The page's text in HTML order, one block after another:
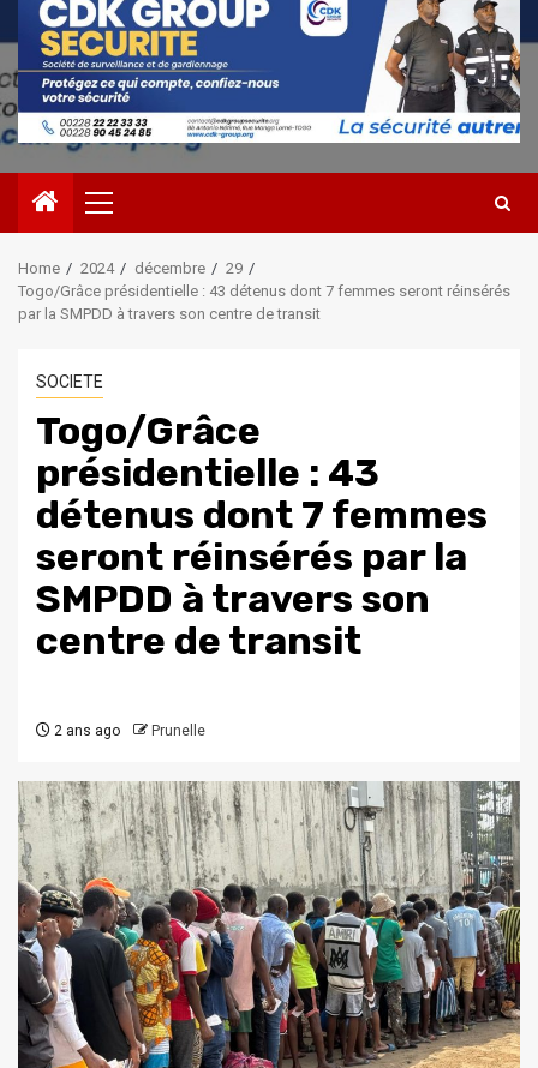
Primary
Menu
Home 2024 décembre
29
Togo/Grâce présidentielle : 43 détenus dont 7 femmes seront réinsérés
par la SMPDD à travers son centre de transit
SOCIETE
Togo/Grâce
présidentielle : 43
détenus dont 7 femmes
seront réinsérés par la
SMPDD à travers son
centre de transit
2 ans ago Prunelle